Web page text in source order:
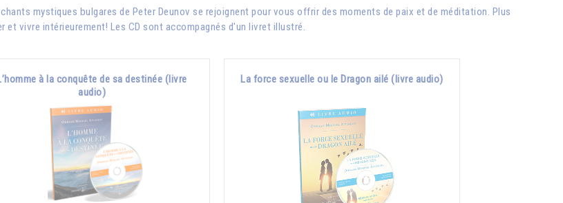
mystiques bulgares de Peter Deunov se rejoignent pour vous offrir des moments de paix et de méditation. Plus
et vivre intérieurement! Les CD sont accompagnés d'un livret illustré.
à la conquête de sa destinée (livre
audio)
La force sexuelle ou le Dragon ailé (livre audio)